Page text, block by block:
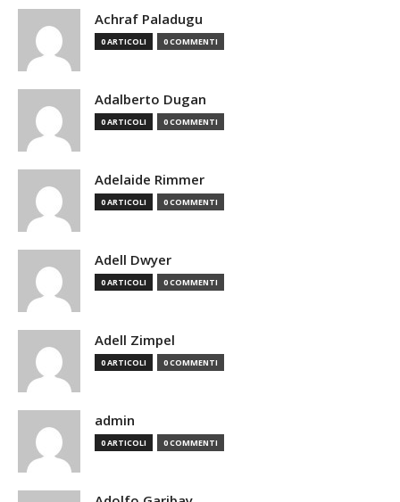
Achraf Paladugu
0 ARTICOLI 0 COMMENTI
Adalberto Dugan
0 ARTICOLI 0 COMMENTI
Adelaide Rimmer
0 ARTICOLI 0 COMMENTI
Adell Dwyer
0 ARTICOLI 0 COMMENTI
Adell Zimpel
0 ARTICOLI 0 COMMENTI
admin
0 ARTICOLI 0 COMMENTI